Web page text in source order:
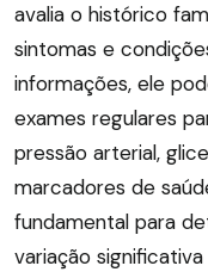
avalia o histórico
sintomas e
informações, ele
exames regulares
pressão arterial,
marcadores de
fundamental para
variação